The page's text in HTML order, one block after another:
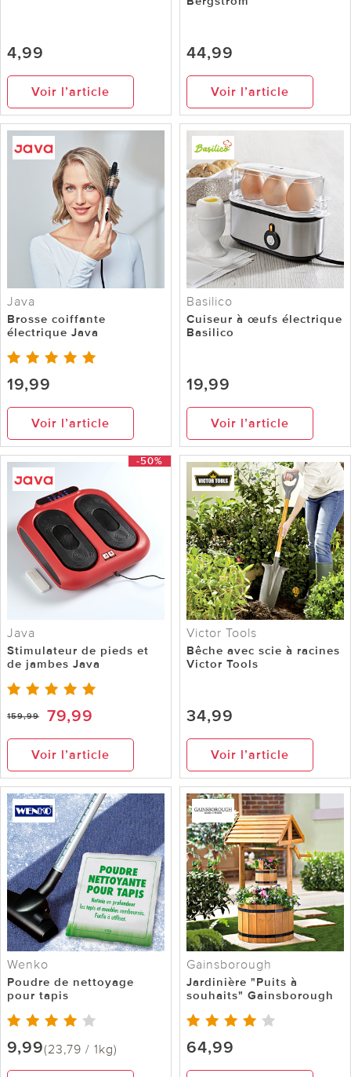
4,99
Voir l’article
44,99
Voir l’article
Java
Brosse coiffante
électrique Java
19,99
Voir l’article
Basilico
Cuiseur à œufs électrique
Basilico
19,99
Voir l’article
-50%
Java
Stimulateur de pieds et
de jambes Java
159,99 79,99
Voir l’article
Victor Tools
Bêche avec scie à racines
Victor Tools
34,99
Voir l’article
Wenko
Poudre de nettoyage
pour tapis
9,99(23,79 / 1kg)
Gainsborough
Jardinière "Puits à
souhaits" Gainsborough
64,99